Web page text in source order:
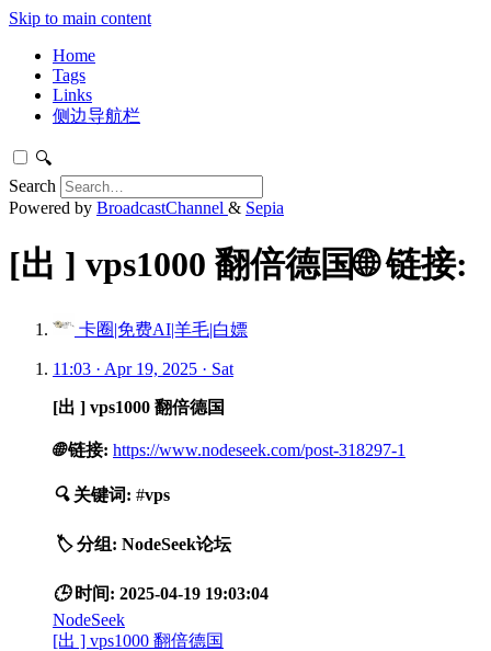
Skip to main content
Home
Tags
Links
侧边导航栏
🔍
Search
Powered by BroadcastChannel & Sepia
[出 ] vps1000 翻倍德国🌐 链接:
卡圈|免费AI|羊毛|白嫖
11:03 · Apr 19, 2025 · Sat
[出 ] vps1000 翻倍德国
🌐 链接: https://www.nodeseek.com/post-318297-1
🔍 关键词: #vps
🏷️ 分组: NodeSeek论坛
🕒 时间: 2025-04-19 19:03:04
NodeSeek
[出 ] vps1000 翻倍德国